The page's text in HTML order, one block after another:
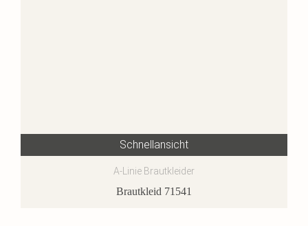
Schnellansicht
A-Linie Brautkleider
Brautkleid 71541